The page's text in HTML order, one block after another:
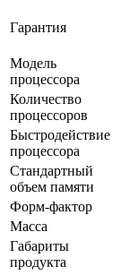
Гарантия
Модель
процессора
Количество
процессоров
Быстродействие
процессора
Стандартный
объем памяти
Форм-фактор
Масса
Габариты
продукта